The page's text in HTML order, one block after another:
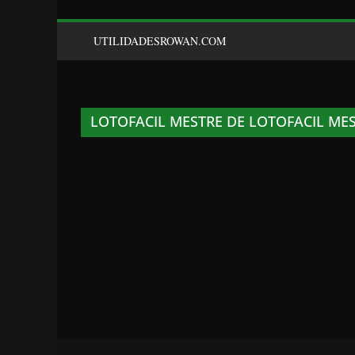
UTILIDADESROWAN.COM
LOTOFACIL MESTRE DE LOTOFACIL